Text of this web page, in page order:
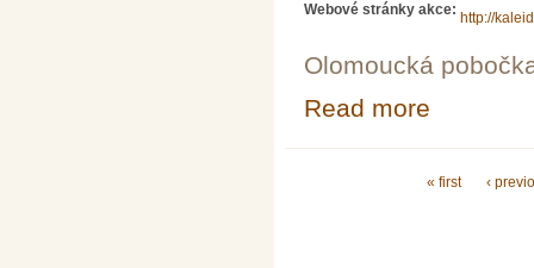
Webové stránky akce:
http://
Olomoucká
Read more
« first ‹